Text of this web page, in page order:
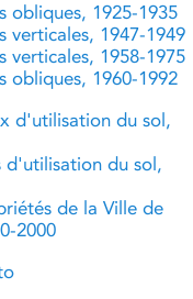
obliques, 1925-1935
verticales, 1947-1949
verticales, 1958-1975
obliques, 1960-1992
d'utilisation du sol,
d'utilisation du sol,
de la Ville de
2000